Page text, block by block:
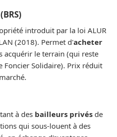
introduit par la loi ALUR
(2018). Permet d'acheter
acquérir le terrain (qui reste
Solidaire). Prix réduit
à des bailleurs privés de
qui sous-louent à des